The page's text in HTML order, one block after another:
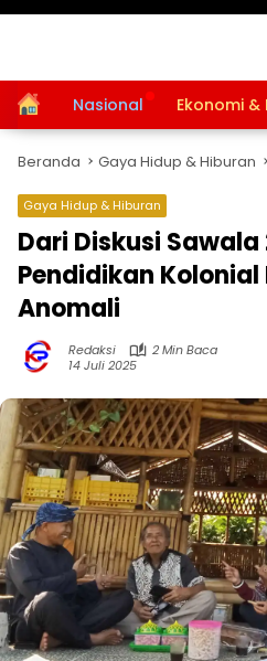
HomeNasional Ekonomi &
Beranda Gaya Hidup & Hiburan
Gaya Hidup & Hiburan
Dari Diskusi Sawala
Pendidikan Kolonial
Anomali
Redaksi
2 Min Baca
14 Juli 2025